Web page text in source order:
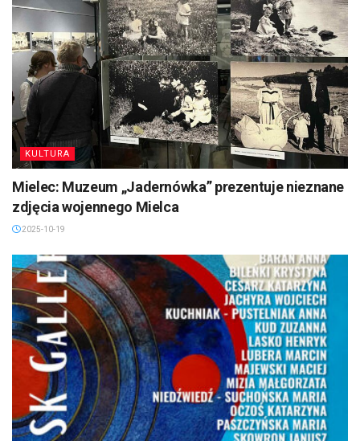
KULTURA
Mielec: Muzeum „Jadernówka” prezentuje nieznane
zdjęcia wojennego Mielca
2025-10-19